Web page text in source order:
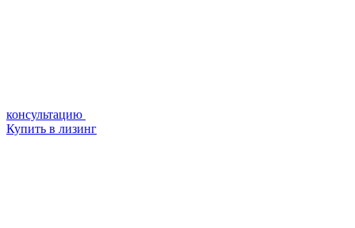
консультацию
Купить в лизинг